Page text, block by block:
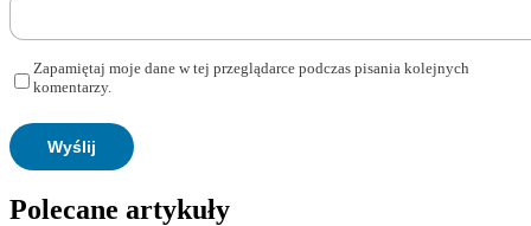
Zapamiętaj moje dane w tej przeglądarce podczas pisania kolejnych
komentarzy.
Polecane artykuły